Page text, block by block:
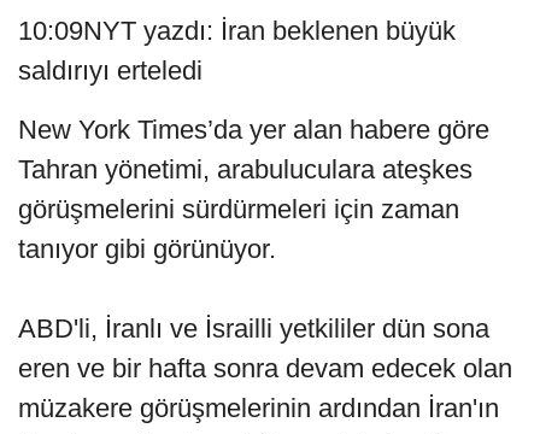
10:09NYT yazdı: İran beklenen büyük
saldırıyı erteledi
New York Times’da yer alan habere göre
Tahran yönetimi, arabuluculara ateşkes
görüşmelerini sürdürmeleri için zaman
tanıyor gibi görünüyor.
ABD'li, İranlı ve İsrailli yetkililer dün sona
eren ve bir hafta sonra devam edecek olan
müzakere görüşmelerinin ardından İran'ın